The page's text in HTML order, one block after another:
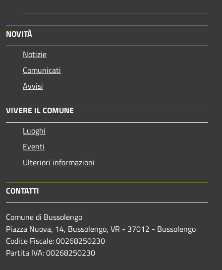
NOVITÀ
Notizie
Comunicati
Avvisi
VIVERE IL COMUNE
Luoghi
Eventi
Ulteriori informazioni
CONTATTI
Comune di Bussolengo
Piazza Nuova, 14, Bussolengo, VR - 37012 - Bussolengo
Codice Fiscale: 00268250230
Partita IVA: 00268250230